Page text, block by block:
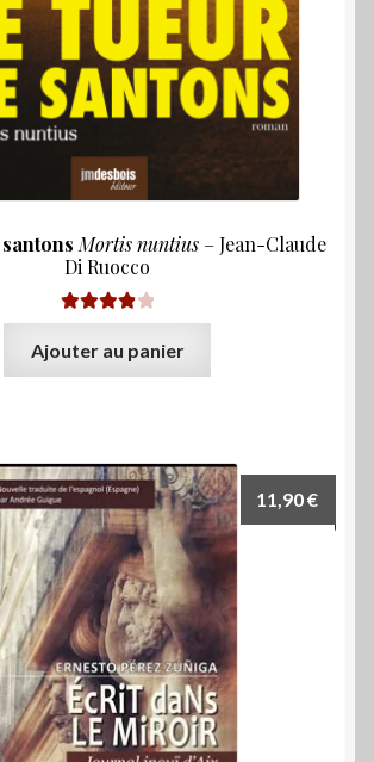
Mortis nuntius– Jean-Claude
Di Ruocco
Note4.00
sur 5
Ajouter au panier
11,90€